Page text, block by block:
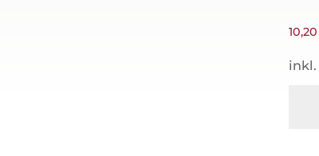
10,20
inkl.